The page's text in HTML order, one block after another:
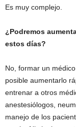
Es muy complejo.
¿Podremos
estos días?
No, formar un
posible aumentarlo
entrenar a otros
anestesiólogos,
manejo de los